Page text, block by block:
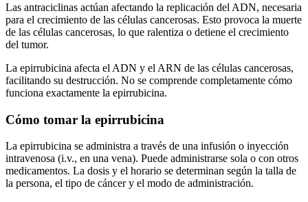
Las antraciclinas actúan afectando la replicación del ADN, necesaria
para el crecimiento de las células cancerosas. Esto provoca la muerte
de las células cancerosas, lo que ralentiza o detiene el crecimiento
del tumor.
La epirrubicina afecta el ADN y el ARN de las células cancerosas,
facilitando su destrucción. No se comprende completamente cómo
funciona exactamente la epirrubicina.
Cómo tomar la epirrubicina
La epirrubicina se administra a través de una infusión o inyección
intravenosa (i.v., en una vena). Puede administrarse sola o con otros
medicamentos. La dosis y el horario se determinan según la talla de
la persona, el tipo de cáncer y el modo de administración.